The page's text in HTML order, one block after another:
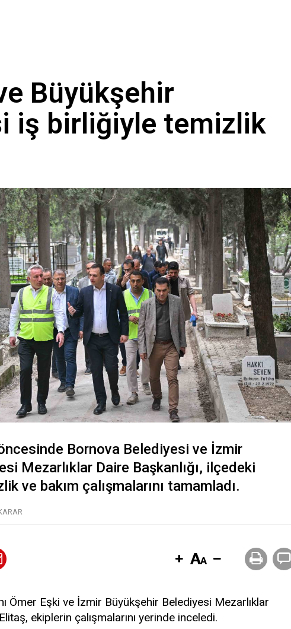
Büyükşehir
iş birliğiyle temizlik
Bornova Belediyesi ve İzmir
Mezarlıklar Daire Başkanlığı, ilçedeki
ve bakım çalışmalarını tamamladı.
Ömer Eşki ve İzmir Büyükşehir Belediyesi Mezarlıklar
ekiplerin çalışmalarını yerinde inceledi.